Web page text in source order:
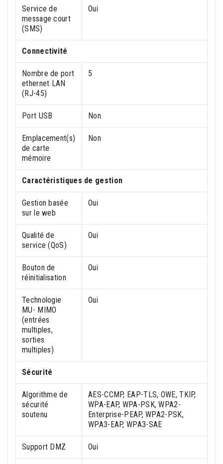
Service de
message court
(SMS)
Oui
Connectivité
Nombre de port
ethernet LAN
(RJ-45)
5
Port USB Non
Emplacement(s)
de carte
mémoire
Non
Caractéristiques de gestion
Gestion basée
sur le web
Oui
Qualité de
service (QoS)
Oui
Bouton de
réinitialisation
Oui
Technologie
MU- MIMO
(entrées
multiples,
sorties
multiples)
Oui
Sécurité
Algorithme de
sécurité
soutenu
AES-CCMP, EAP-TLS, OWE, TKIP,
WPA-EAP, WPA-PSK, WPA2-
Enterprise-PEAP, WPA2-PSK,
WPA3-EAP, WPA3-SAE
Support DMZ Oui